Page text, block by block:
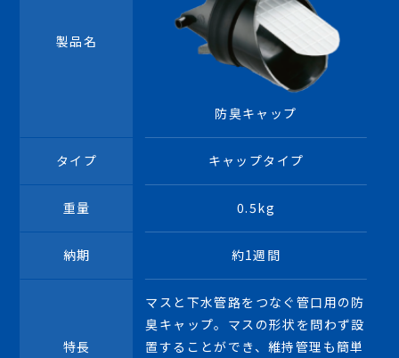
製品名
防臭キャップ
タイプ キャップタイプ
重量 0.5kg
納期 約1週間
特長
マスと下水管路をつなぐ管口用の防
臭キャップ。マスの形状を問わず設
置することができ、維持管理も簡単